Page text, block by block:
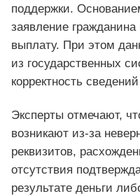
поддержки.
заявление
выплату. При этом
из государственных
корректность
Эксперты отмечают,
возникают из-за
реквизитов,
отсутствия
результате деньги